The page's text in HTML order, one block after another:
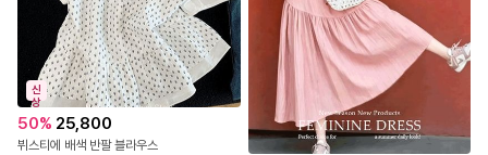
신
상
50% 25,800
뷔스티에 배색 반팔 블라우스